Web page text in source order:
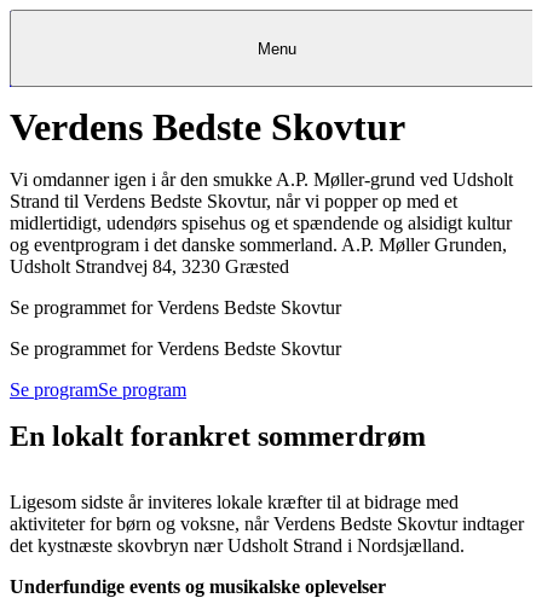
Kantine Kantine
Kantine
FrokostordningFrokostordningFrokostordning
MadkurserMadkurser&&TeambuildingTeambuilding
& Teambuilding
OpskrifterOpskrifterOpskrifter
RestauranterRestauranter &Bagerier Bagerier
Bagerier
DetailDetail Detail
ProjekterProjekter&&rådgivningrådgivningProjekter &
rådgivning
EventkalenderEventkalenderEventkalender
Køb gavekort gavekort
Køb gavekort
KundeserviceKundeservice Kundeservice
Log indMit Meyers
Menu
Verdens Bedste Skovtur
Vi omdanner igen i år den smukke A.P. Møller-grund ved Udsholt
Strand til Verdens Bedste Skovtur, når vi popper op med et
midlertidigt, udendørs spisehus og et spændende og alsidigt kultur
og eventprogram i det danske sommerland. A.P. Møller Grunden,
Udsholt Strandvej 84, 3230 Græsted
Se programmet for Verdens Bedste Skovtur
Se programmet for Verdens Bedste Skovtur
Se programSe program
En lokalt forankret sommerdrøm
Ligesom sidste år inviteres lokale kræfter til at bidrage med
aktiviteter for børn og voksne, når Verdens Bedste Skovtur indtager
det kystnæste skovbryn nær Udsholt Strand i Nordsjælland.
Underfundige events og musikalske oplevelser